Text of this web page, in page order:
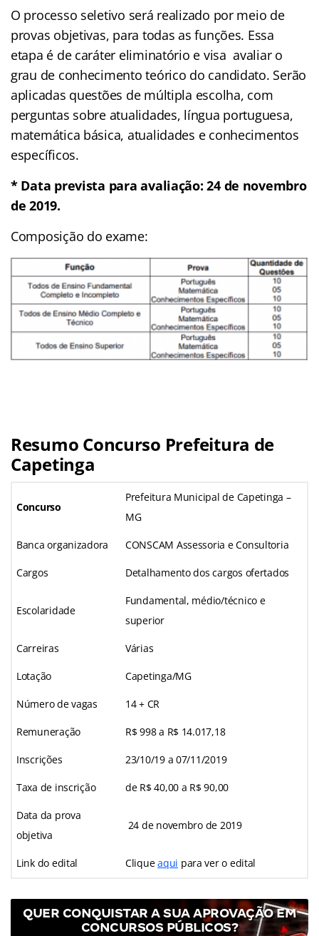
O processo seletivo será realizado por meio de
provas objetivas, para todas as funções. Essa
etapa é de caráter eliminatório e visa avaliar o
grau de conhecimento teórico do candidato. Serão
aplicadas questões de múltipla escolha, com
perguntas sobre atualidades, língua portuguesa,
matemática básica, atualidades e conhecimentos
específicos.
* Data prevista para avaliação: 24 de novembro
de 2019.
Composição do exame:
Resumo Concurso Prefeitura de
Capetinga
Concurso
Prefeitura Municipal de Capetinga –
MG
Banca organizadora CONSCAM Assessoria e Consultoria
Cargos Detalhamento dos cargos ofertados
Escolaridade
Fundamental, médio/técnico e
superior
Carreiras Várias
Lotação Capetinga/MG
Número de vagas 14 + CR
Remuneração R$ 998 a R$ 14.017,18
Inscrições 23/10/19 a 07/11/2019
Taxa de inscrição de R$ 40,00 a R$ 90,00
Data da prova
objetiva
24 de novembro de 2019
Link do edital Cliqueaqui para ver o edital
QUER CONQUISTAR A SUA APROVAÇÃO EM
CONCURSOS PÚBLICOS?